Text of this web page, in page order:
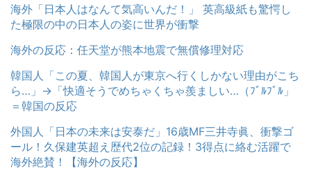
海外「日本人はなんて気高いんだ！」 英高級紙も驚愕し
た極限の中の日本人の姿に世界が衝撃
海外の反応：任天堂が熊本地震で無償修理対応
韓国人「この夏、韓国人が東京へ行くしかない理由がこち
ら…」→「快適そうでめちゃくちゃ羨ましい…（ﾌﾞﾙﾌﾞﾙ」
＝韓国の反応
外国人「日本の未来は安泰だ」16歳MF三井寺眞、衝撃ゴ
ール！久保建英超え歴代2位の記録！3得点に絡む活躍で
海外絶賛！【海外の反応】